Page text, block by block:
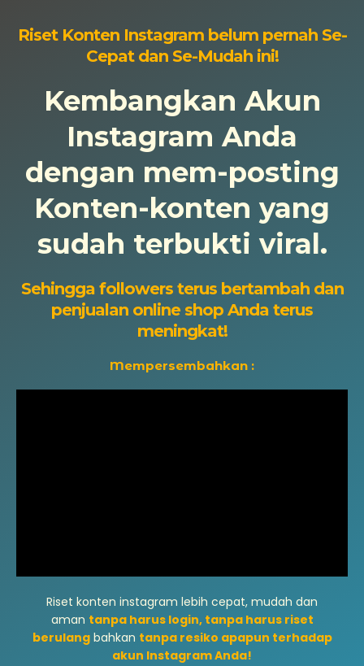
Riset Konten Instagram belum pernah Se-
Cepat dan Se-Mudah ini!
Kembangkan Akun
Instagram Anda
dengan mem-posting
Konten-konten yang
sudah terbukti viral.
Sehingga followers terus bertambah dan
penjualan online shop Anda terus
meningkat!
Mempersembahkan :
Riset konten instagram lebih cepat, mudah dan
aman tanpa harus login, tanpa harus riset
berulangbahkan tanpa resiko apapun terhadap
akun Instagram Anda!